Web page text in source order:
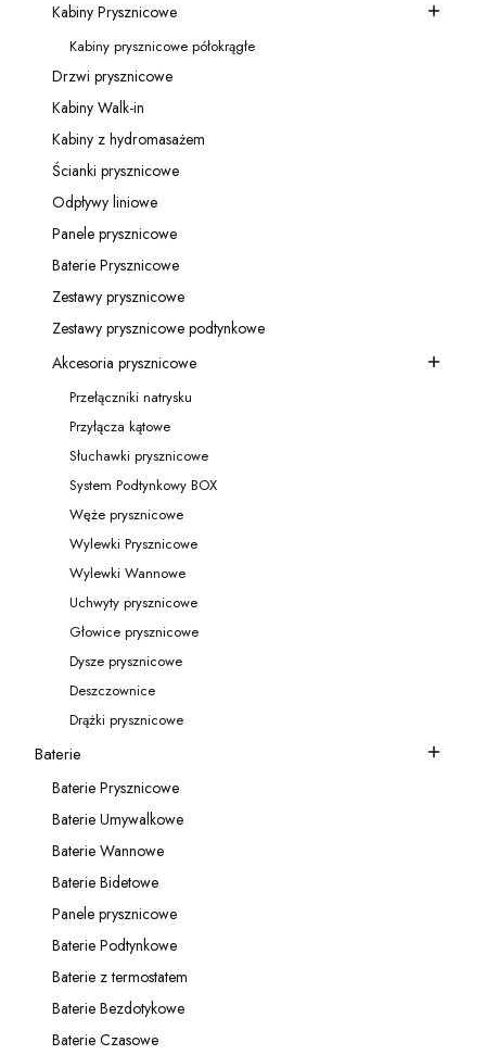
Kategoria - Kabiny Prysznicowe
Kabiny Prysznicowe
Kategoria - Kabiny prysznicowe półokrągłe
Kabiny prysznicowe półokrągłe
Kategoria - Drzwi prysznicowe
Drzwi prysznicowe
Kategoria - Kabiny Walk-in
Kabiny Walk-in
Kategoria - Kabiny z hydromasażem
Kabiny z hydromasażem
Kategoria - Ścianki prysznicowe
Ścianki prysznicowe
Kategoria - Odpływy liniowe
Odpływy liniowe
Kategoria - Panele prysznicowe
Panele prysznicowe
Kategoria - Baterie Prysznicowe
Baterie Prysznicowe
Kategoria - Zestawy prysznicowe
Zestawy prysznicowe
Kategoria - Zestawy prysznicowe podtynkowe
Zestawy prysznicowe podtynkowe
Kategoria - Akcesoria prysznicowe
Akcesoria prysznicowe
Kategoria - Przełączniki natrysku
Przełączniki natrysku
Kategoria - Przyłącza kątowe
Przyłącza kątowe
Kategoria - Słuchawki prysznicowe
Słuchawki prysznicowe
Kategoria - System Podtynkowy BOX
System Podtynkowy BOX
Kategoria - Węże prysznicowe
Węże prysznicowe
Kategoria - Wylewki Prysznicowe
Wylewki Prysznicowe
Kategoria - Wylewki Wannowe
Wylewki Wannowe
Kategoria - Uchwyty prysznicowe
Uchwyty prysznicowe
Kategoria - Głowice prysznicowe
Głowice prysznicowe
Kategoria - Dysze prysznicowe
Dysze prysznicowe
Kategoria - Deszczownice
Deszczownice
Kategoria - Drążki prysznicowe
Drążki prysznicowe
Kategoria - Baterie
Baterie
Kategoria - Baterie Prysznicowe
Baterie Prysznicowe
Kategoria - Baterie Umywalkowe
Baterie Umywalkowe
Kategoria - Baterie Wannowe
Baterie Wannowe
Kategoria - Baterie Bidetowe
Baterie Bidetowe
Kategoria - Panele prysznicowe
Panele prysznicowe
Kategoria - Baterie Podtynkowe
Baterie Podtynkowe
Kategoria - Baterie z termostatem
Baterie z termostatem
Kategoria - Baterie Bezdotykowe
Baterie Bezdotykowe
Baterie Czasowe